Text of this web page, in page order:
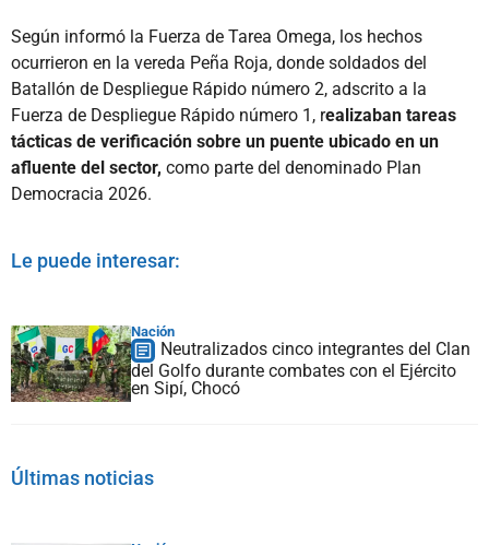
Según informó la Fuerza de Tarea Omega, los hechos
ocurrieron en la vereda Peña Roja, donde soldados del
Batallón de Despliegue Rápido número 2, adscrito a la
Fuerza de Despliegue Rápido número 1, realizaban tareas
tácticas de verificación sobre un puente ubicado en un
afluente del sector, como parte del denominado Plan
Democracia 2026.
Le puede interesar:
Nación
Neutralizados cinco integrantes del Clan
del Golfo durante combates con el Ejército
en Sipí, Chocó
Últimas noticias